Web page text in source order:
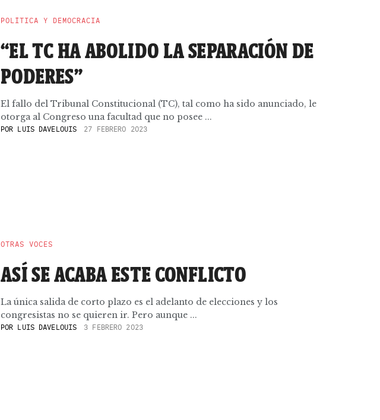
POLÍTICA Y DEMOCRACIA
“EL TC HA ABOLIDO LA SEPARACIÓN DE
PODERES”
El fallo del Tribunal Constitucional (TC), tal como ha sido anunciado, le
otorga al Congreso una facultad que no posee ...
POR LUIS DAVELOUIS 27 FEBRERO 2023
OTRAS VOCES
ASÍ SE ACABA ESTE CONFLICTO
La única salida de corto plazo es el adelanto de elecciones y los
congresistas no se quieren ir. Pero aunque ...
POR LUIS DAVELOUIS 3 FEBRERO 2023